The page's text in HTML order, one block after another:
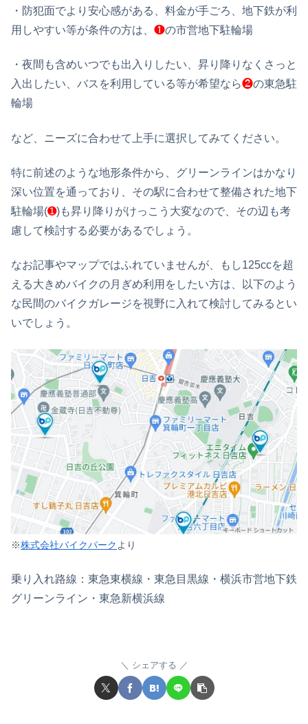
・防犯面でより安心感がある、料金が手ごろ、地下鉄が利
用しやすい等が条件の方は、 ❶の市営地下駐輪場
・夜間も含めいつでも出入りしたい、昇り降りなくさっと
入出したい、バスを利用している等が希望なら❷の東急駐
輪場
など、ニーズに合わせて上手に選択してみてください。
特に前述のような地形条件から、グリーンラインはかなり
深い位置を通っており、その駅に合わせて整備された地下
駐輪場(➊)も昇り降りがけっこう大変なので、その辺も考
慮して検討する必要があるでしょう。
なお記事やマップではふれていませんが、もし125ccを超
える大きめバイクの月ぎめ利用をしたい方は、以下のよう
な民間のバイクガレージを視野に入れて検討してみるとい
いでしょう。
※株式会社バイクパーク より
乗り入れ路線：東急東横線・東急目黒線・横浜市営地下鉄
グリーンライン・東急新横浜線
シェアする